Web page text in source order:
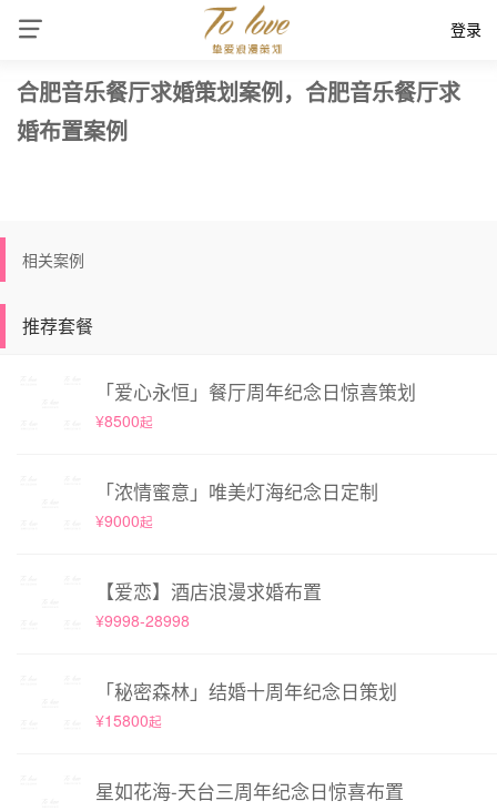
登录
合肥音乐餐厅求婚策划案例，合肥音乐餐厅求
婚布置案例
相关案例
推荐套餐
「爱心永恒」餐厅周年纪念日惊喜策划
¥8500起
「浓情蜜意」唯美灯海纪念日定制
¥9000起
【爱恋】酒店浪漫求婚布置
¥9998-28998
「秘密森林」结婚十周年纪念日策划
¥15800起
星如花海-天台三周年纪念日惊喜布置